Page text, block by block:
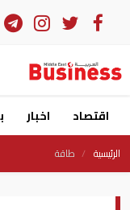
اقتصاد اخبار
الرئيسية طاقة